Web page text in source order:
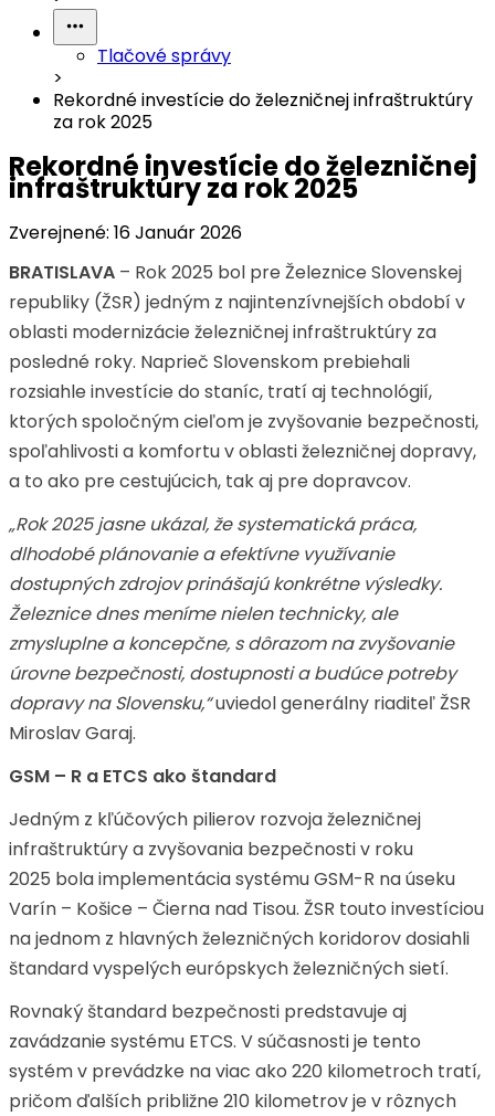
Tlačové správy
>
Rekordné investície do železničnej infraštruktúry
za rok 2025
Rekordné investície do železničnej
infraštruktúry za rok 2025
Zverejnené: 16 Január 2026
BRATISLAVA – Rok 2025 bol pre Železnice Slovenskej
republiky (ŽSR) jedným z najintenzívnejších období v
oblasti modernizácie železničnej infraštruktúry za
posledné roky. Naprieč Slovenskom prebiehali
rozsiahle investície do staníc, tratí aj technológií,
ktorých spoločným cieľom je zvyšovanie bezpečnosti,
spoľahlivosti a komfortu v oblasti železničnej dopravy,
a to ako pre cestujúcich, tak aj pre dopravcov.
„Rok 2025 jasne ukázal, že systematická práca,
dlhodobé plánovanie a efektívne využívanie
dostupných zdrojov prinášajú konkrétne výsledky.
Železnice dnes meníme nielen technicky, ale
zmysluplne a koncepčne, s dôrazom na zvyšovanie
úrovne bezpečnosti, dostupnosti a budúce potreby
dopravy na Slovensku,“uviedol generálny riaditeľ ŽSR
Miroslav Garaj.
GSM – R a ETCS ako štandard
Jedným z kľúčových pilierov rozvoja železničnej
infraštruktúry a zvyšovania bezpečnosti v roku
2025 bola implementácia systému GSM-R na úseku
Varín – Košice – Čierna nad Tisou. ŽSR touto investíciou
na jednom z hlavných železničných koridorov dosiahli
štandard vyspelých európskych železničných sietí.
Rovnaký štandard bezpečnosti predstavuje aj
zavádzanie systému ETCS. V súčasnosti je tento
systém v prevádzke na viac ako 220 kilometroch tratí,
pričom ďalších približne 210 kilometrov je v rôznych